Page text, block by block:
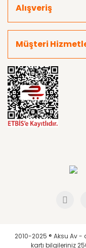
Alışveriş
Müşteri
2010-2025 ® Aksu Av -
kartı bilgileriniz